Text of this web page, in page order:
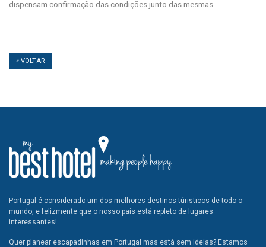
dispensam confirmação das condições junto das mesmas.
« VOLTAR
Portugal é considerado um dos melhores destinos túristicos de todo o
mundo, e felizmente que o nosso país está repleto de lugares
interessantes!
Quer planear escapadinhas em Portugal mas está sem ideias? Estamos